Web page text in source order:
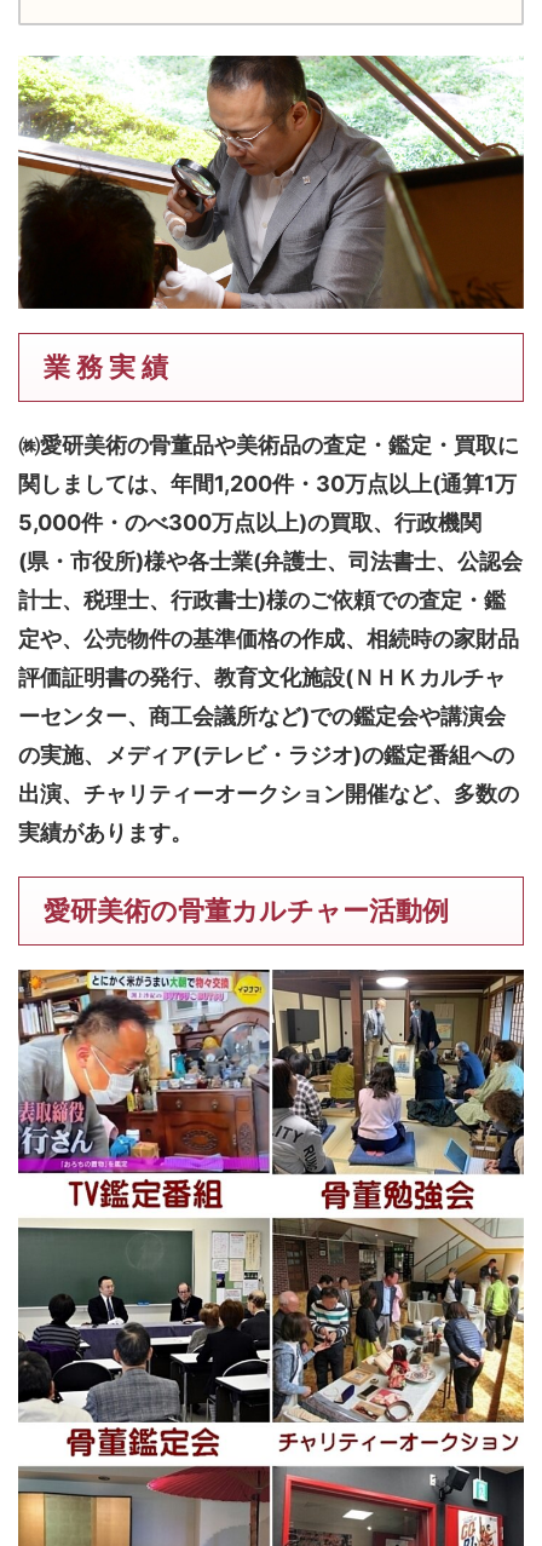
業 務 実 績
㈱愛研美術の骨董品や美術品の査定・鑑定・買取に
関しましては、 年間1,200件・30万点以上(通算1万
5,000件・のべ300万点以上)の買取、行政機関
(県・市役所)様や各士業(弁護士、司法書士、公認会
計士、税理士、行政書士)様のご依頼での査定・鑑
定や、公売物件の基準価格の作成、相続時の家財品
評価証明書の発行、教育文化施設(ＮＨＫカルチャ
ーセンター、商工会議所など)での鑑定会や講演会
の実施、メディア(テレビ・ラジオ)の鑑定番組への
出演、チャリティーオークション開催など、多数の
実績があります。
愛研美術の骨董カルチャー活動例